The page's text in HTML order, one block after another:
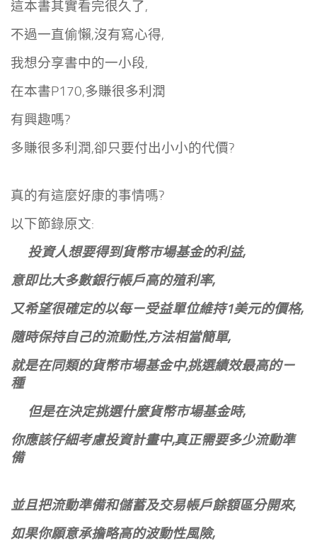
這本書其實看完很久了,
不過一直偷懶,沒有寫心得,
我想分享書中的一小段,
在本書P170,多賺很多利潤
有興趣嗎?
多賺很多利潤,卻只要付出小小的代價?
真的有這麼好康的事情嗎?
以下節錄原文:
投資人想要得到貨幣市場基金的利益,
意即比大多數銀行帳戶高的殖利率,
又希望很確定的以每ㄧ受益單位維持1美元的價格,
隨時保持自己的流動性,方法相當簡單,
就是在同類的貨幣市場基金中,挑選績效最高的ㄧ
種
但是在決定挑選什麼貨幣市場基金時,
你應該仔細考慮投資計畫中,真正需要多少流動準
備
並且把流動準備和儲蓄及交易帳戶餘額區分開來,
如果你願意承擔略高的波動性風險,